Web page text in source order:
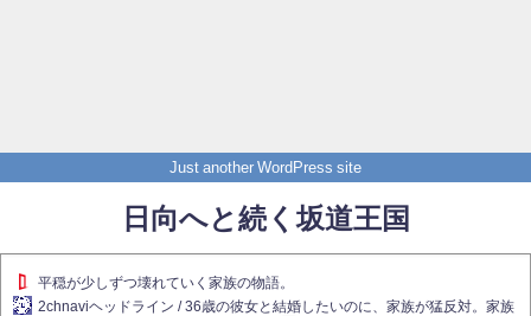
Just another WordPress site
日向へと続く坂道王国
平穏が少しずつ壊れていく家族の物語。
2chnaviヘッドライン / 36歳の彼女と結婚したいのに、家族が猛反対。家族